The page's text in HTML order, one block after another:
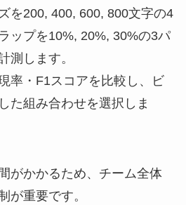
を200, 400, 600, 800文字の4
ップを10%, 20%, 30%の3パ
測します。
率・F1スコアを比較し、ビ
た組み合わせを選択しま
がかかるため、チーム全体
が重要です。